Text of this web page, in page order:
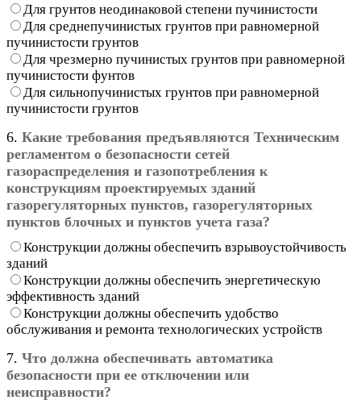
Для грунтов неодинаковой степени пучинистости
Для среднепучинистых грунтов при равномерной
пучинистости грунтов
Для чрезмерно пучинистых грунтов при равномерной
пучинистости фунтов
Для сильнопучинистых грунтов при равномерной
пучинистости грунтов
6. Какие требования предъявляются Техническим
регламентом о безопасности сетей
газораспределения и газопотребления к
конструкциям проектируемых зданий
газорегуляторных пунктов, газорегуляторных
пунктов блочных и пунктов учета газа?
Конструкции должны обеспечить взрывоустойчивость
зданий
Конструкции должны обеспечить энергетическую
эффективность зданий
Конструкции должны обеспечить удобство
обслуживания и ремонта технологических устройств
7. Что должна обеспечивать автоматика
безопасности при ее отключении или
неисправности?